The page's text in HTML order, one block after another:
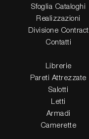
Sfoglia Cataloghi
Realizzazioni
Divisione Contract
Contatti
Librerie
Pareti Attrezzate
Salotti
Letti
Armadi
Camerette